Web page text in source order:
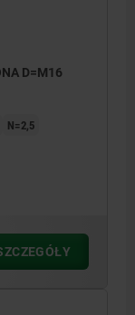
D=M16
N=2,5